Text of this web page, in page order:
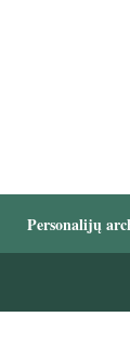
Personalijų